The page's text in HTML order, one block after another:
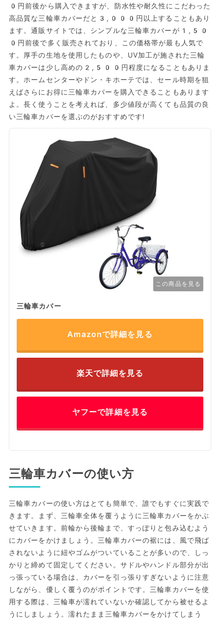
0円前後から購入できますが、防水性や耐久性にこだわった
高品質な三輪車カバーだと3,000円以上することもあり
ます。通販サイトでは、シンプルな三輪車カバーが1,50
0円前後で多く販売されており、この価格帯が最も人気で
す。厚手の生地を使用したものや、UV加工が施された三輪
車カバーは少し高めの2,500円程度になることもありま
す。ホームセンターやドン・キホーテでは、セール時期を狙
えばさらにお得に三輪車カバーを購入できることもあります
よ。長く使うことを考えれば、多少値段が高くても品質の良
い三輪車カバーを選ぶのがおすすめです!
この商品を見る
三輪車カバー
Amazonで詳細を見る
楽天で詳細を見る
ヤフーで詳細を見る
三輪車カバーの使い方
三輪車カバーの使い方はとても簡単で、誰でもすぐに実践で
きます。まず、三輪車全体を覆うように三輪車カバーをかぶ
せていきます。前輪から後輪まで、すっぽりと包み込むよう
にカバーをかけましょう。三輪車カバーの裾には、風で飛ば
されないように紐やゴムがついていることが多いので、しっ
かりと締めて固定してください。サドルやハンドル部分が出
っ張っている場合は、カバーを引っ張りすぎないように注意
しながら、優しく覆うのがポイントです。三輪車カバーを使
用する際は、三輪車が濡れていないか確認してから被せるよ
うにしましょう。濡れたまま三輪車カバーをかけてしまう